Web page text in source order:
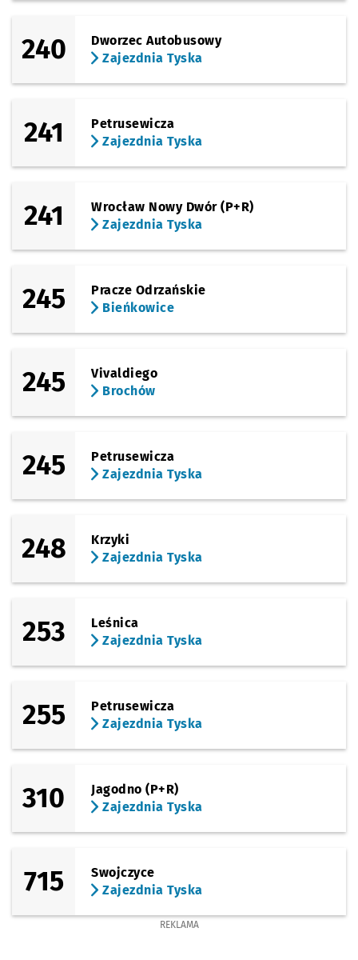
240
Dworzec Autobusowy
Zajezdnia Tyska
241
Petrusewicza
Zajezdnia Tyska
241
Wrocław Nowy Dwór (P+R)
Zajezdnia Tyska
245
Pracze Odrzańskie
Bieńkowice
245
Vivaldiego
Brochów
245
Petrusewicza
Zajezdnia Tyska
248
Krzyki
Zajezdnia Tyska
253
Leśnica
Zajezdnia Tyska
255
Petrusewicza
Zajezdnia Tyska
310
Jagodno (P+R)
Zajezdnia Tyska
715
Swojczyce
Zajezdnia Tyska
REKLAMA